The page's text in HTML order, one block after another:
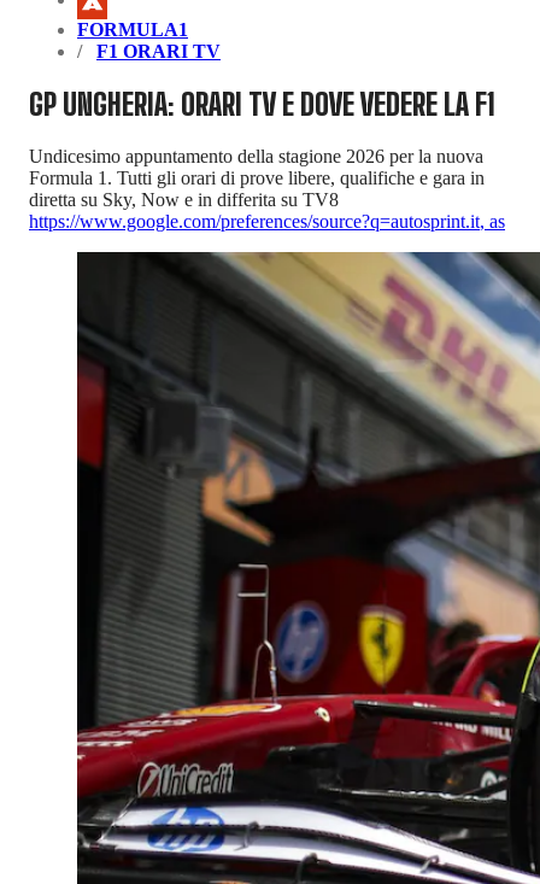
FORMULA1
F1 ORARI TV
GP UNGHERIA: ORARI TV E DOVE VEDERE LA F1
Undicesimo appuntamento della stagione 2026 per la nuova
Formula 1. Tutti gli orari di prove libere, qualifiche e gara in
diretta su Sky, Now e in differita su TV8
https://www.google.com/preferences/source?q=autosprint.it, as